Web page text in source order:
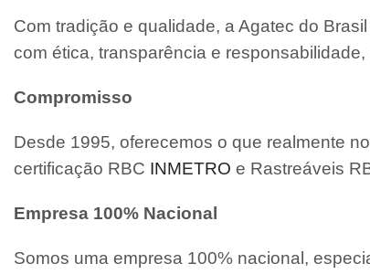
Com tradição e qualidade, a Agatec do
com ética, transparência e
Compromisso
Desde 1995, oferecemos o que realmente
certificação RBC INMETRO e Rastreáveis
Empresa 100% Nacional
Somos uma empresa 100% nacional,